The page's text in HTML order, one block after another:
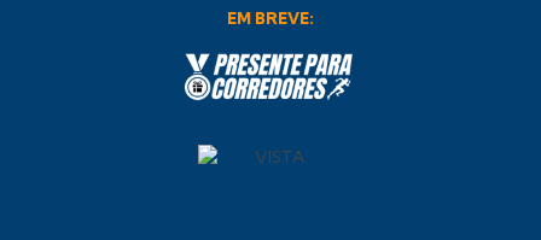
EM BREVE: